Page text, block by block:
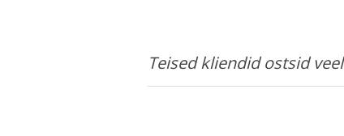
Teised kliendid ostsid veel